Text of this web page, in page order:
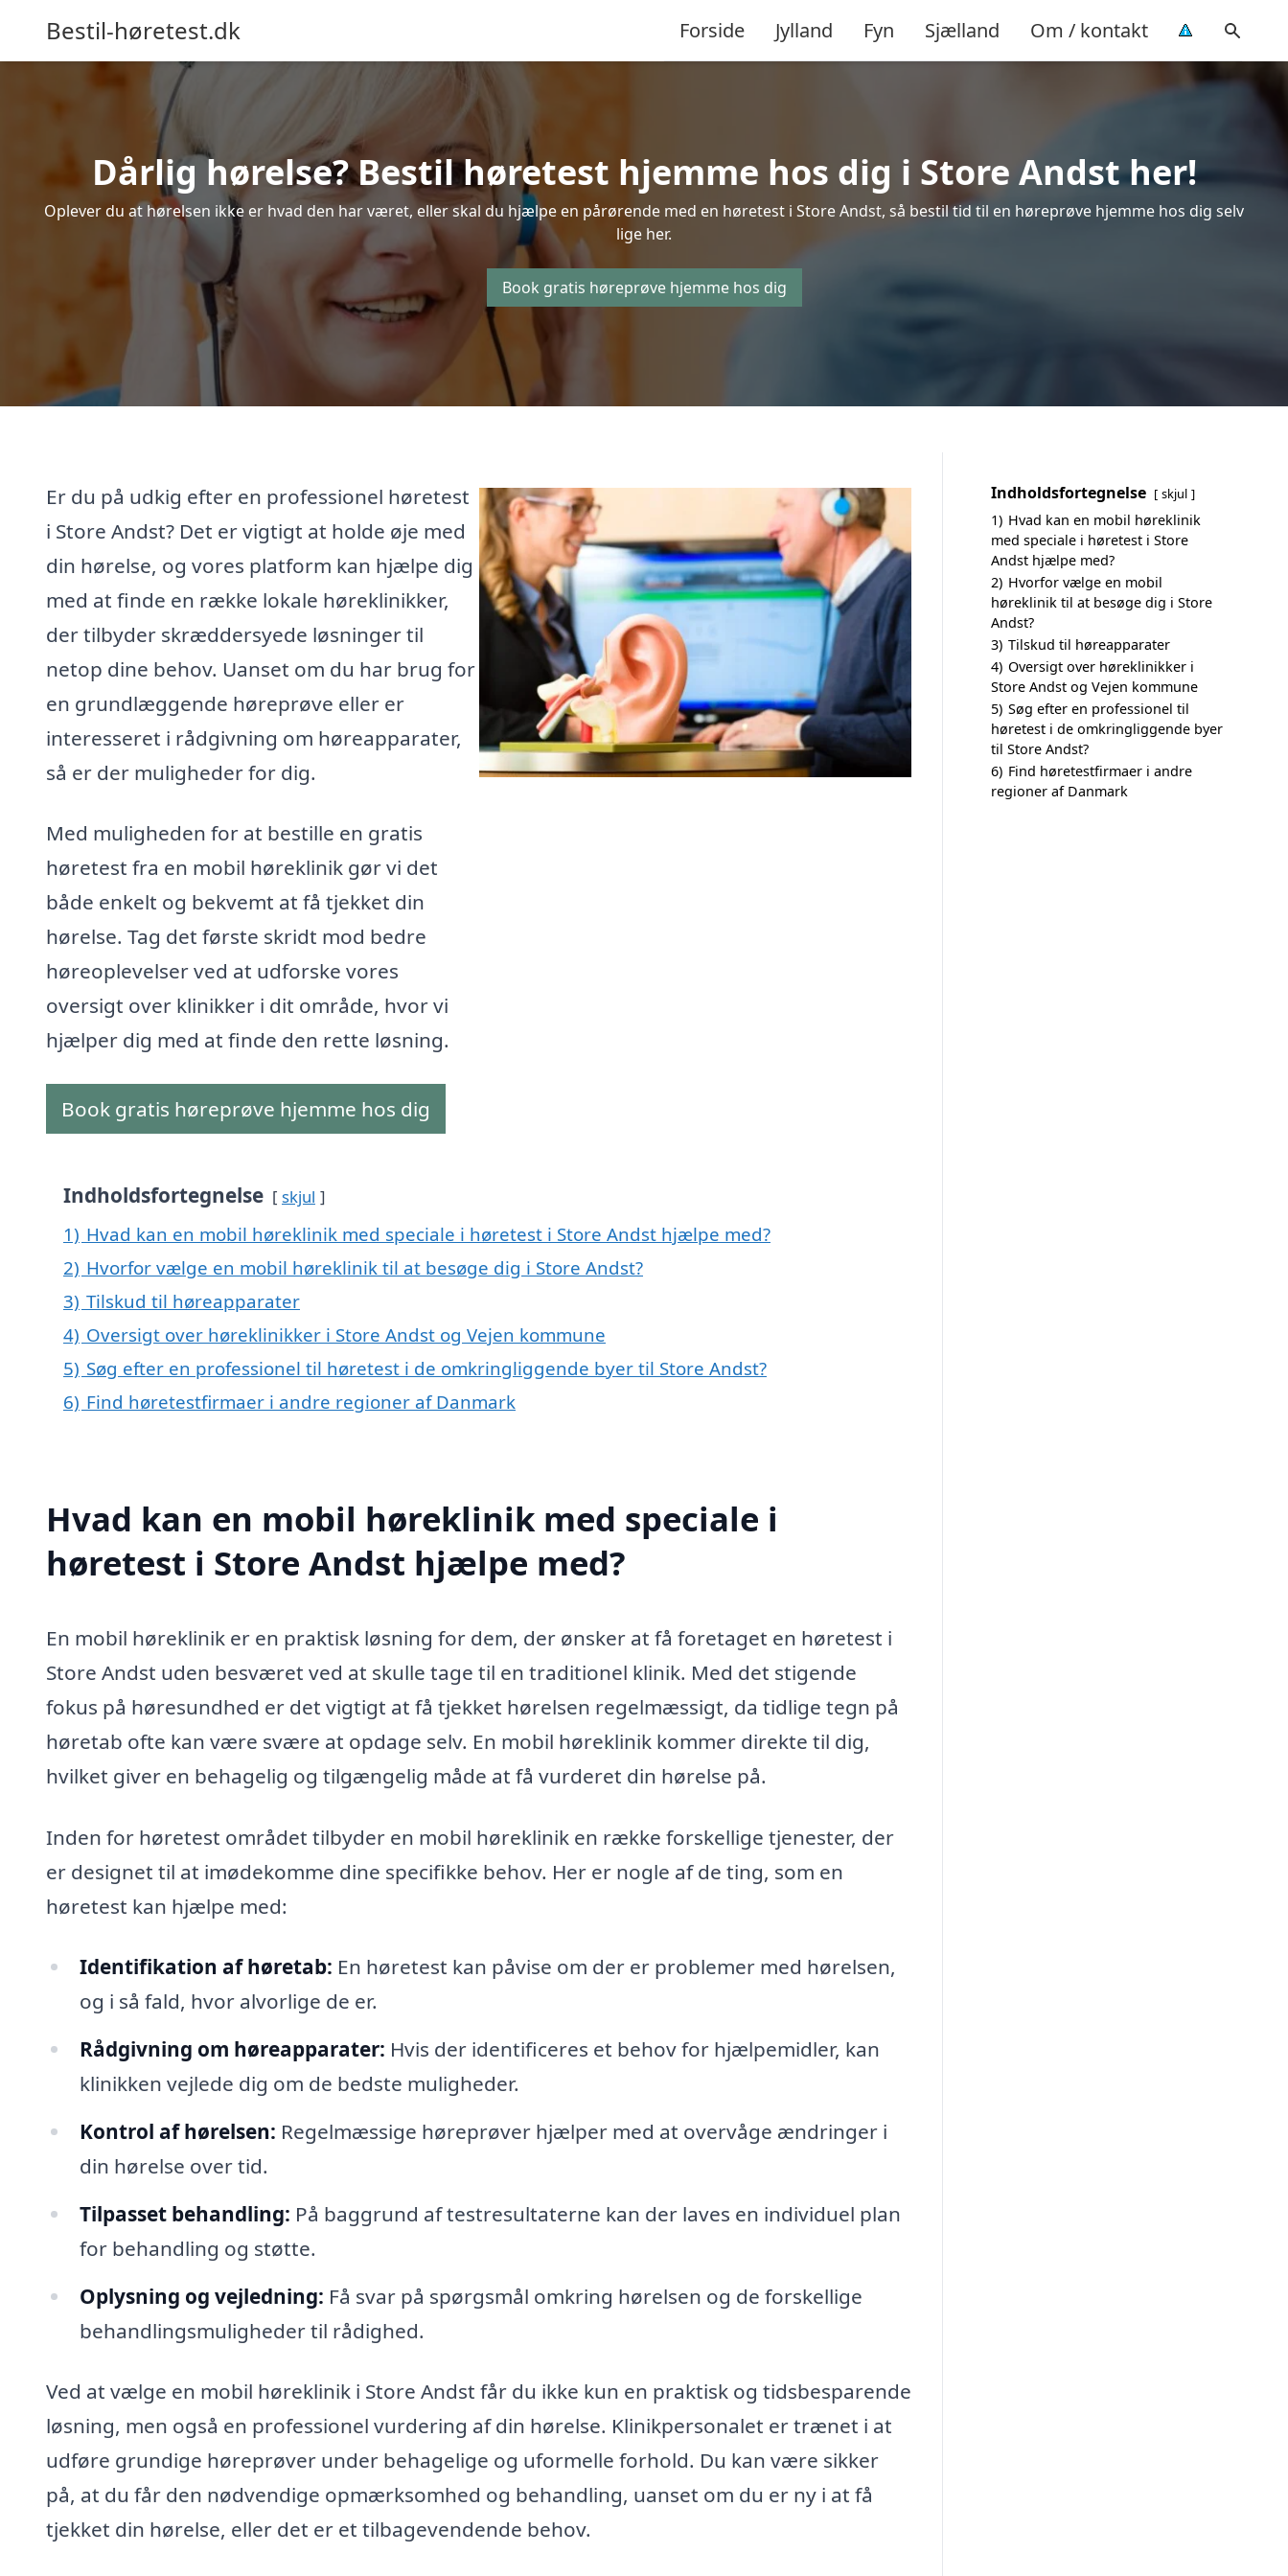
Bestil-høretest.dk Forside Jylland Fyn Sjælland Om / kontakt
Dårlig hørelse? Bestil høretest hjemme hos dig i Store Andst her!
Oplever du at hørelsen ikke er hvad den har været, eller skal du hjælpe en pårørende med en høretest i Store Andst, så bestil tid til en høreprøve hjemme hos dig selv
lige her.
Book gratis høreprøve hjemme hos dig
Er du på udkig efter en professionel høretest
i Store Andst? Det er vigtigt at holde øje med
din hørelse, og vores platform kan hjælpe dig
med at finde en række lokale høreklinikker,
der tilbyder skræddersyede løsninger til
netop dine behov. Uanset om du har brug for
en grundlæggende høreprøve eller er
interesseret i rådgivning om høreapparater,
så er der muligheder for dig.
Med muligheden for at bestille en gratis
høretest fra en mobil høreklinik gør vi det
både enkelt og bekvemt at få tjekket din
hørelse. Tag det første skridt mod bedre
høreoplevelser ved at udforske vores
oversigt over klinikker i dit område, hvor vi
hjælper dig med at finde den rette løsning.
Book gratis høreprøve hjemme hos dig
Indholdsfortegnelse skjul
1) Hvad kan en mobil høreklinik med speciale i høretest i Store Andst hjælpe med?
2) Hvorfor vælge en mobil høreklinik til at besøge dig i Store Andst?
3) Tilskud til høreapparater
4) Oversigt over høreklinikker i Store Andst og Vejen kommune
5) Søg efter en professionel til høretest i de omkringliggende byer til Store Andst?
6) Find høretestfirmaer i andre regioner af Danmark
Hvad kan en mobil høreklinik med speciale i
høretest i Store Andst hjælpe med?
En mobil høreklinik er en praktisk løsning for dem, der ønsker at få foretaget en høretest i
Store Andst uden besværet ved at skulle tage til en traditionel klinik. Med det stigende
fokus på høresundhed er det vigtigt at få tjekket hørelsen regelmæssigt, da tidlige tegn på
høretab ofte kan være svære at opdage selv. En mobil høreklinik kommer direkte til dig,
hvilket giver en behagelig og tilgængelig måde at få vurderet din hørelse på.
Inden for høretest området tilbyder en mobil høreklinik en række forskellige tjenester, der
er designet til at imødekomme dine specifikke behov. Her er nogle af de ting, som en
høretest kan hjælpe med:
Identifikation af høretab: En høretest kan påvise om der er problemer med hørelsen,
og i så fald, hvor alvorlige de er.
Rådgivning om høreapparater: Hvis der identificeres et behov for hjælpemidler, kan
klinikken vejlede dig om de bedste muligheder.
Kontrol af hørelsen: Regelmæssige høreprøver hjælper med at overvåge ændringer i
din hørelse over tid.
Tilpasset behandling: På baggrund af testresultaterne kan der laves en individuel plan
for behandling og støtte.
Oplysning og vejledning: Få svar på spørgsmål omkring hørelsen og de forskellige
behandlingsmuligheder til rådighed.
Ved at vælge en mobil høreklinik i Store Andst får du ikke kun en praktisk og tidsbesparende
løsning, men også en professionel vurdering af din hørelse. Klinikpersonalet er trænet i at
udføre grundige høreprøver under behagelige og uformelle forhold. Du kan være sikker
på, at du får den nødvendige opmærksomhed og behandling, uanset om du er ny i at få
tjekket din hørelse, eller det er et tilbagevendende behov.
Indholdsfortegnelse skjul
1) Hvad kan en mobil høreklinik
med speciale i høretest i Store
Andst hjælpe med?
2) Hvorfor vælge en mobil
høreklinik til at besøge dig i Store
Andst?
3) Tilskud til høreapparater
4) Oversigt over høreklinikker i
Store Andst og Vejen kommune
5) Søg efter en professionel til
høretest i de omkringliggende byer
til Store Andst?
6) Find høretestfirmaer i andre
regioner af Danmark